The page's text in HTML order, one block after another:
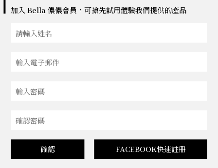
加入 Bella 儂儂會員，可搶先試用體驗我們提供的產品
確認 FACEBOOK快速註冊